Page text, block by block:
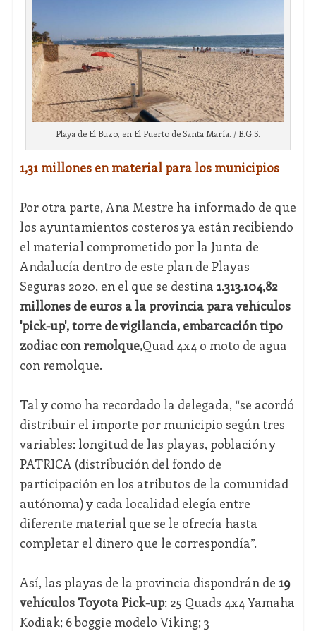
Playa de El Buzo, en El Puerto de Santa María. / B.G.S.
1,31 millones en material para los municipios
Por otra parte, Ana Mestre ha informado de que
los ayuntamientos costeros ya están recibiendo
el material comprometido por la Junta de
Andalucía dentro de este plan de Playas
Seguras 2020, en el que se destina 1.313.104,82
millones de euros a la provincia paravehículos
'pick-up', torre de vigilancia, embarcación tipo
zodiac con remolque,Quad 4x4 o moto de agua
con remolque.
Tal y como ha recordado la delegada, “se acordó
distribuir el importe por municipio según tres
variables: longitud de las playas, población y
PATRICA (distribución del fondo de
participación en los atributos de la comunidad
autónoma) y cada localidad elegía entre
diferente material que se le ofrecía hasta
completar el dinero que le correspondía”.
Así, las playas de la provincia dispondrán de 19
vehículos Toyota Pick-up; 25 Quads 4x4 Yamaha
Kodiak; 6 boggie modelo Viking; 3